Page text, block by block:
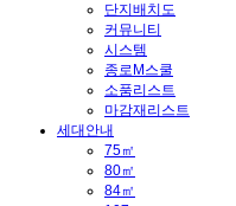
단지배치도
커뮤니티
시스템
종로M스쿨
소품리스트
마감재리스트
세대안내
75㎡
80㎡
84㎡